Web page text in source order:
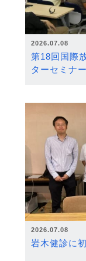
2026.07.08
第18回国際
ターセミナ
2026.07.08
岩木健診に